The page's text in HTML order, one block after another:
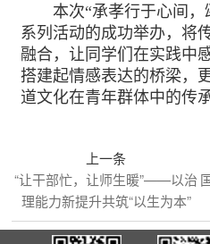
本次“承孝行于心间，
系列活动的成功举办，将
融合，让同学们在实践中
搭建起情感表达的桥梁，
道文化在青年群体中的传
上一条
“让干部忙，让师生暖”——以治
理能力新提升共筑“以生为本”